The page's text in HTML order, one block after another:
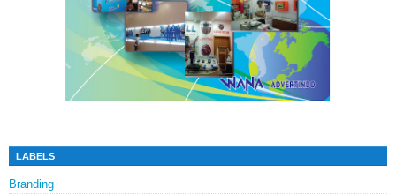
LABELS
Branding